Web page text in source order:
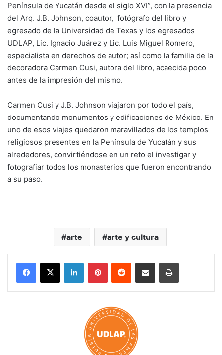
Península de Yucatán desde el siglo XVI”, con la presencia
del Arq. J.B. Johnson, coautor, fotógrafo del libro y
egresado de la Universidad de Texas y los egresados
UDLAP, Lic. Ignacio Juárez y Lic. Luis Miguel Romero,
especialista en derechos de autor; así como la familia de la
decoradora Carmen Cusi, autora del libro, acaecida poco
antes de la impresión del mismo.
Carmen Cusi y J.B. Johnson viajaron por todo el país,
documentando monumentos y edificaciones de México. En
uno de esos viajes quedaron maravillados de los templos
religiosos presentes en la Península de Yucatán y sus
alrededores, convirtiéndose en un reto el investigar y
fotografiar todos los monasterios que fueron encontrando
a su paso.
arte arte y cultura
LinkedInPinterestReddit Share via Email Print